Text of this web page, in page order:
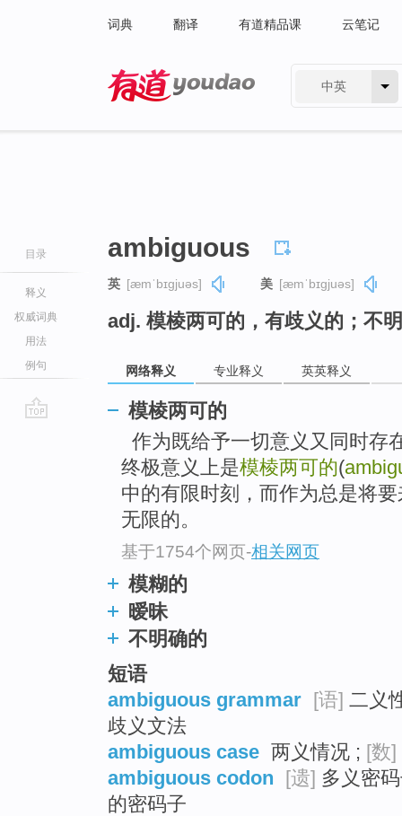
词典 翻译 有道精品课 云笔记
中英
目录
释义
权威词典
用法
例句
ambiguous
英 [æmˈbɪɡjuəs] 美 [æmˈbɪɡjuəs]
adj. 模棱两可的，有歧义的；不
网络释义 专业释义 英英释义
模棱两可的
作为既给予一切意义又同时存
终极意义上是模棱两可的(
中的有限时刻，而作为总是将
无限的。
基于1754个网页-相关网页
模糊的
暧昧
不明确的
短语
ambiguous grammar [语] 二义
歧义文法
ambiguous case 两义情况 ; [数]
ambiguous codon [遗] 多义密
的密码子